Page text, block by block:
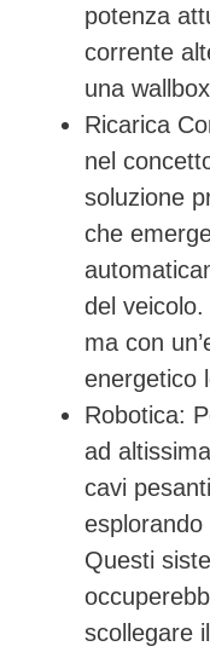
potenza
corrente
una
Ricarica
nel
soluzione
che
del
ma con
energetico
Robotica:
ad
cavi
esplorando
Questi
scollegare